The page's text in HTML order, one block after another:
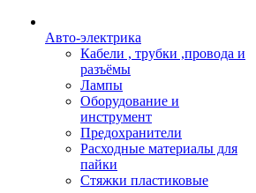
Авто-электрика
Кабели , трубки ,провода и
разъёмы
Лампы
Оборудование и
инструмент
Предохранители
Расходные материалы для
пайки
Стяжки пластиковые